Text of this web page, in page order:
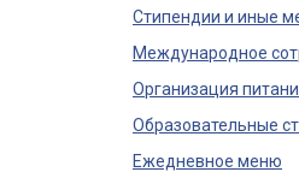
Стипендии и иные
Международное
Организация
Образовательные
Ежедневное меню